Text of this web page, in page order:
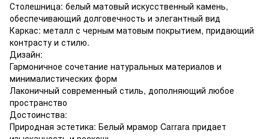
Столешница: белый матовый искусственный камень,
обеспечивающий долговечность и элегантный вид
Каркас: металл с черным матовым покрытием, придающий
контрасту и стилю.
Дизайн:
Гармоничное сочетание натуральных материалов и
минималистических форм
Лаконичный современный стиль, дополняющий любое
пространство
Достоинства:
Природная эстетика: Белый мрамор Carrara придает